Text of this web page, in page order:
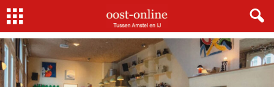
Home Buurtcafé De Tros viert drie jaar en breidt uit met wijnwinkel De...